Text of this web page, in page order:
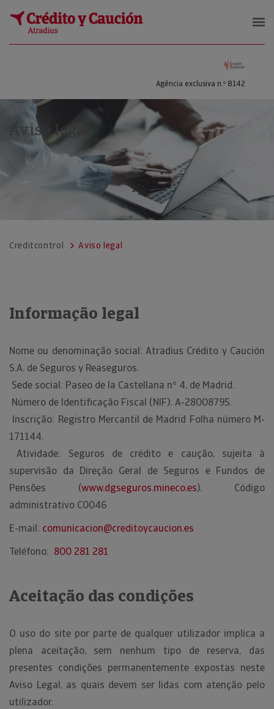
CARRIZOSA SANCHEZ, EMILIO
Agência exclusiva n.º 8142
Aviso legal
Creditcontrol Aviso legal
Informação legal
Nome ou denominação social: Atradius Crédito y Caución
S.A. de Seguros y Reaseguros.
Sede social: Paseo de la Castellana nº 4, de Madrid.
Número de Identificação Fiscal (NIF): A-28008795.
Inscrição: Registro Mercantil de Madrid Folha número M-
171144.
Atividade: Seguros de crédito e caução, sujeita à
supervisão da Direção Geral de Seguros e Fundos de
Pensões (www.dgseguros.mineco.es). Código
administrativo C0046
E-mail: comunicacion@creditoycaucion.es
Teléfono: 800 281 281
Aceitação das condições
O uso do site por parte de qualquer utilizador implica a
plena aceitação, sem nenhum tipo de reserva, das
presentes condições permanentemente expostas neste
Aviso Legal, as quais devem ser lidas com atenção pelo
utilizador.